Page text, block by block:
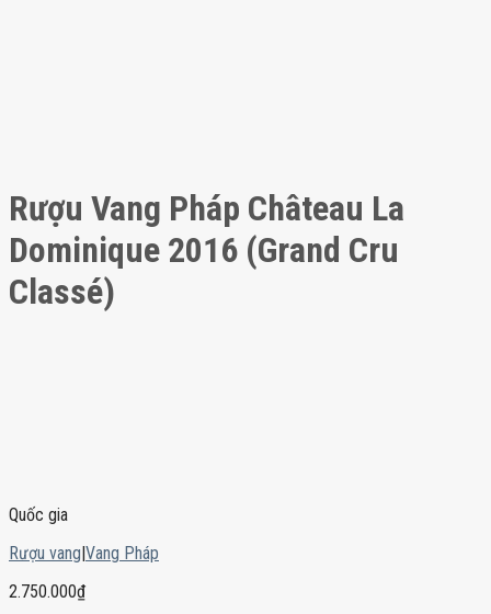
Rượu Vang Pháp Château La
Dominique 2016 (Grand Cru
Classé)
Quốc gia
Rượu vang|Vang Pháp
2.750.000₫